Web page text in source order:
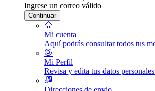
Ingrese un correo válido
Continuar
Mi cuenta
Aquí podrás consultar todos tus
Mi Perfil
Revisa y edita tus datos